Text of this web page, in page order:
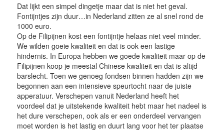
Dat lijkt een simpel dingetje maar dat is niet het geval.
Fontijntjes zijn duur…in Nederland zitten ze al snel rond de
1000 euro.
Op de Filipijnen kost een fontijntje helaas niet veel minder.
We wilden goeie kwaliteit en dat is ook een lastige
hindernis. In Europa hebben we goede kwaliteit maar op de
Filipijnen koop je meestal Chinese kwaliteit en dat is altijd
barslecht. Toen we genoeg fondsen binnen hadden zijn we
begonnen aan een intensieve speurtocht naar de juiste
apperatuur. Verschepen vanuit Nederland heeft het
voordeel dat je uitstekende kwaliteit hebt maar het nadeel is
het dure verschepen, ook als er een onderdeel vervangen
moet worden is het lastig en duurt lang voor het ter plaatse